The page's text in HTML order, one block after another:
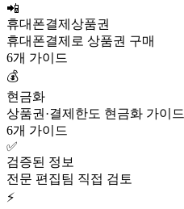
📲
휴대폰결제상품권
휴대폰결제로 상품권 구매
6개 가이드
💰
현금화
상품권·결제한도 현금화 가이드
6개 가이드
✅
검증된 정보
전문 편집팀 직접 검토
⚡